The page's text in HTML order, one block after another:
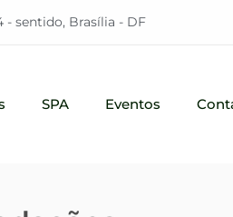
- sentido, Brasília - DF
SPA Eventos